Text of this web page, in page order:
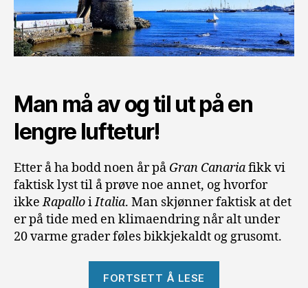
Man må av og til ut på en
lengre luftetur!
Etter å ha bodd noen år på Gran Canariafikk vi
faktisk lyst til å prøve noe annet, og hvorfor
ikkeRapalloiItalia. Man skjønner faktisk at det
er på tide med en klimaendring når alt under
20 varme grader føles bikkjekaldt og grusomt.
FORTSETT Å LESE